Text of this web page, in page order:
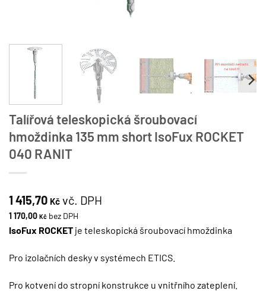
Talířová teleskopická šroubovací
hmoždinka 135 mm short IsoFux ROCKET
040 RANIT
1 415,70 Kč vč. DPH
1 170,00 Kč bez DPH
IsoFux ROCKET je teleskopická šroubovací hmoždinka
Pro izolačních desky v systémech ETICS.
Pro kotvení do stropní konstrukce u vnitřního zateplení.